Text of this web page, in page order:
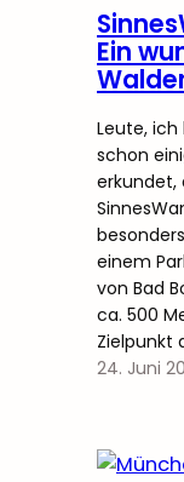
Ein
Leute, ich
schon
erkundet,
einem
von Bad
ca. 500
Zielpunkt
24. Juni